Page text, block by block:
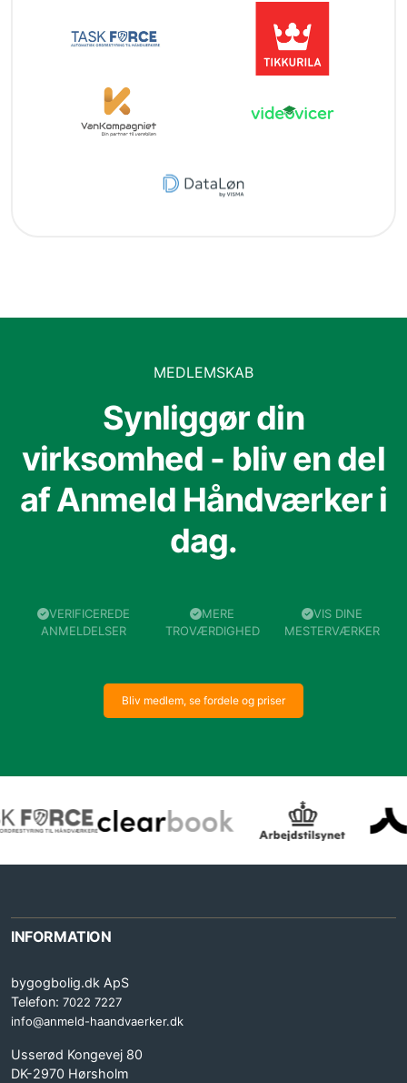
MEDLEMSKAB
Synliggør din
virksomhed - bliv en del
af Anmeld Håndværker i
dag.
VERIFICEREDE
ANMELDELSER
MERE
TROVÆRDIGHED
VIS DINE
MESTERVÆRKER
Bliv medlem, se fordele og priser
INFORMATION
bygogbolig.dk ApS
Telefon: 7022 7227
info@anmeld-haandvaerker.dk
Usserød Kongevej 80
DK-2970 Hørsholm